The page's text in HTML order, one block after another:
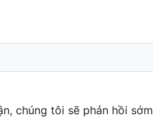
chúng tôi sẽ phản hồi sớm